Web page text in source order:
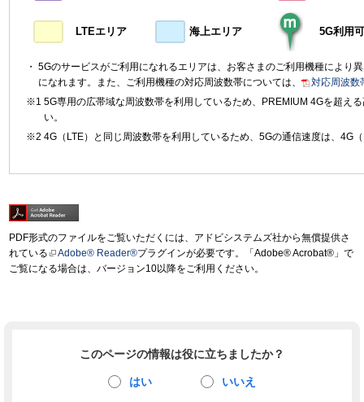
LTEエリア 海上エリア 5G利用
5Gのサービスがご利用になれるエリアは、お客さまのご利用機種により
になれます。また、ご利用機種の対応周波数帯については、
対応周波数
5G専用の広帯域な周波数帯を利用しているため、PREMIUM 4Gを超え
い。
4G（LTE）と同じ周波数帯を利用しているため、5Gの通信速度は、4G
PDF形式のファイルをご覧いただくには、アドビシステムズ社から無償提供さ
れている
Adobe® Reader®プラグインが必要です。「Adobe® Acrobat®」で
ご覧になる場合は、バージョン10以降をご利用ください。
このページの情報は役に立ちましたか？
はい いいえ